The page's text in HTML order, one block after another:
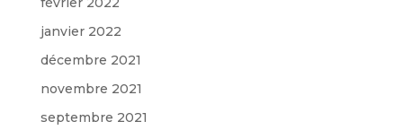
janvier 2022
décembre 2021
novembre 2021
septembre 2021